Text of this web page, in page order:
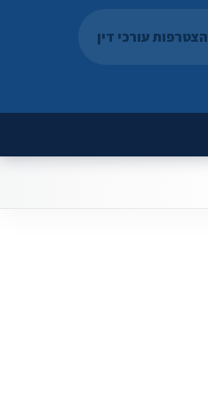
הצטרפות עורכי דין